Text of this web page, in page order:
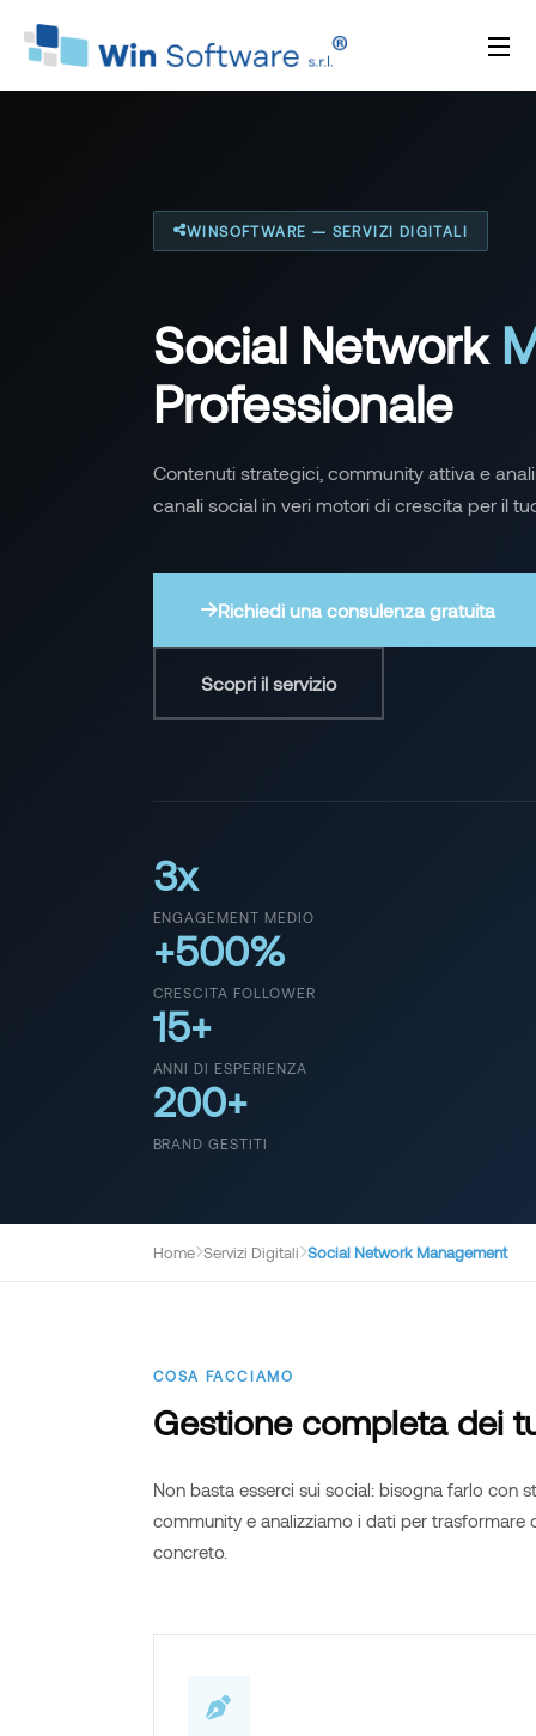
WINSOFTWARE — SERVIZI DIGITALI
Social Network
Professionale
Contenuti strategici, community attiva e
canali social in veri motori di crescita per il
Richiedi una consulenza gratuita
Scopri il servizio
3x
ENGAGEMENT MEDIO
+500%
CRESCITA FOLLOWER
15+
ANNI DI ESPERIENZA
200+
BRAND GESTITI
Home Servizi Digitali Social Network Management
COSA FACCIAMO
Gestione completa dei
Non basta esserci sui social: bisogna farlo con
community e analizziamo i dati per trasformare
concreto.